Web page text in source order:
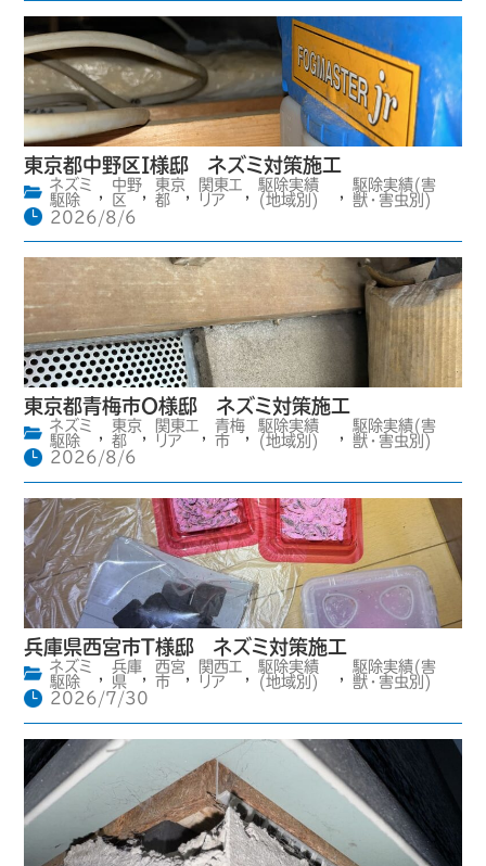
東京都中野区I様邸 ネズミ対策施工
ネズミ
駆除
,
中野
区
,
東京
都
,
関東エ
リア
,
駆除実績
(地域別)
,
駆除実績(害
獣・害虫別)
2026/8/6
東京都青梅市O様邸 ネズミ対策施工
ネズミ
駆除
,
東京
都
,
関東エ
リア
,
青梅
市
,
駆除実績
(地域別)
,
駆除実績(害
獣・害虫別)
2026/8/6
兵庫県西宮市T様邸 ネズミ対策施工
ネズミ
駆除
兵庫
県
,
西宮
市
関西エ
リア
駆除実績
(地域別)
駆除実績(害
獣・害虫別)
2026/7/30